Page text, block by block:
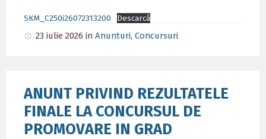
SKM_C250i26072313200 Descarcă
23 iulie 2026 in Anunturi, Concursuri
ANUNT PRIVIND REZULTATELE
FINALE LA CONCURSUL DE
PROMOVARE IN GRAD